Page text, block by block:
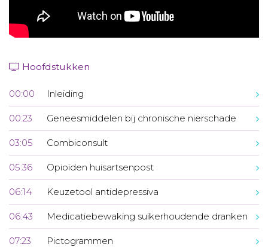
Hoofdstukken
00:00 Inleiding
00:23 Geneesmiddelen bij chronische nierschade
03:05 Combiconsult
05:36 Opioïden huisartsenpost
06:14 Keuzetool antidepressiva
06:43 Medicatiebewaking suikerhoudende dranken
07:23 Pictogrammen